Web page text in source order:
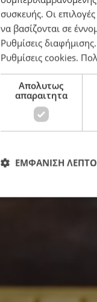
συσκευής. Οι
να βασίζονται σε
Ρυθμίσεις διαφήμισης
Ρυθμίσεις cookies.
Απολυτως
απαραιτητα
ΕΜΦΑΝΙΣΗ